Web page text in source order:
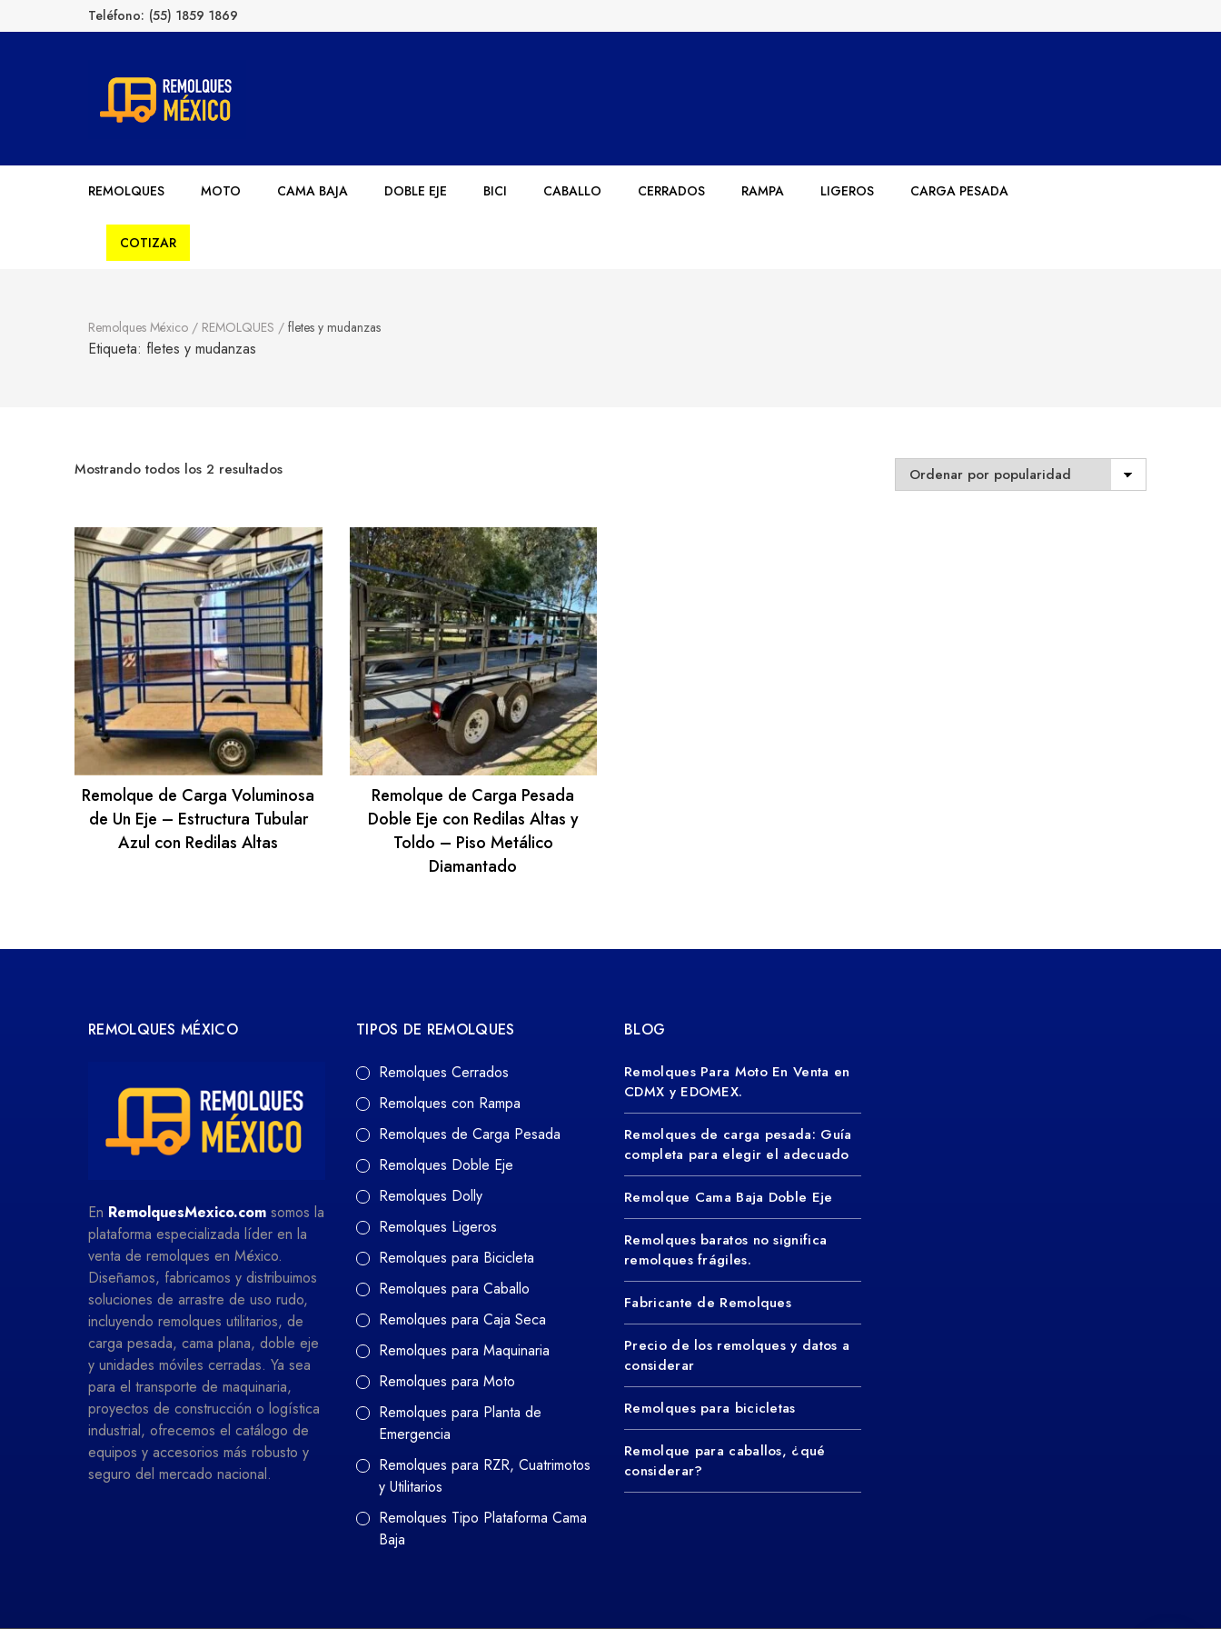
Teléfono: (55) 1859 1869
Remolques México
REMOLQUES MOTO CAMA BAJA DOBLE EJE BICI CABALLO CERRADOS RAMPA LIGEROS CARGA PESADA
COTIZAR
Remolques México / REMOLQUES / fletes y mudanzas
Etiqueta: fletes y mudanzas
Mostrando todos los 2 resultadosSorted
Remolque de Carga Voluminosa
de Un Eje – Estructura Tubular
Azul con Redilas Altas
Remolque de Carga Pesada
Doble Eje con Redilas Altas y
Toldo – Piso Metálico
Diamantado
REMOLQUES MÉXICO
En RemolquesMexico.com somos la
plataforma especializada líder en la
venta de remolques en México.
Diseñamos, fabricamos y distribuimos
soluciones de arrastre de uso rudo,
incluyendo remolques utilitarios, de
carga pesada, cama plana, doble eje
y unidades móviles cerradas. Ya sea
para el transporte de maquinaria,
proyectos de construcción o logística
industrial, ofrecemos el catálogo de
equipos y accesorios más robusto y
seguro del mercado nacional.
TIPOS DE REMOLQUES
Remolques Cerrados
Remolques con Rampa
Remolques de Carga Pesada
Remolques Doble Eje
Remolques Dolly
Remolques Ligeros
Remolques para Bicicleta
Remolques para Caballo
Remolques para Caja Seca
Remolques para Maquinaria
Remolques para Moto
Remolques para Planta de
Emergencia
Remolques para RZR, Cuatrimotos
y Utilitarios
Remolques Tipo Plataforma Cama
Baja
BLOG
Remolques Para Moto En Venta en
CDMX y EDOMEX.
Remolques de carga pesada: Guía
completa para elegir el adecuado
Remolque Cama Baja Doble Eje
Remolques baratos no significa
remolques frágiles.
Fabricante de Remolques
Precio de los remolques y datos a
considerar
Remolques para bicicletas
Remolque para caballos, ¿qué
considerar?